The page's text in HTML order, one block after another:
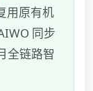
用原有机
同步
全链路智